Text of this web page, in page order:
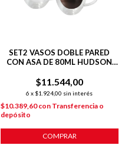
SET2 VASOS DOBLE PARED
CON ASA DE 80ML HUDSON
$11.544,00
6 x $1.924,00 sin interés
$10.389,60con Transferencia o
depósito
COMPRAR